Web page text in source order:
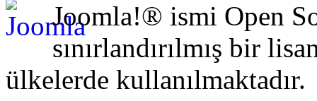
Joomla!® ismi Open
sınırlandırılmış bir
ülkelerde kullanılmaktadır.